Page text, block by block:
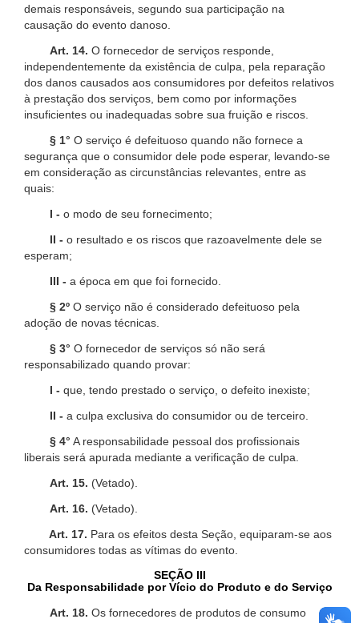
demais responsáveis, segundo sua participação na
causação do evento danoso.
Art. 14. O fornecedor de serviços responde,
independentemente da existência de culpa, pela reparação
dos danos causados aos consumidores por defeitos relativos
à prestação dos serviços, bem como por informações
insuficientes ou inadequadas sobre sua fruição e riscos.
§ 1° O serviço é defeituoso quando não fornece a
segurança que o consumidor dele pode esperar, levando-se
em consideração as circunstâncias relevantes, entre as
quais:
I - o modo de seu fornecimento;
II - o resultado e os riscos que razoavelmente dele se
esperam;
III - a época em que foi fornecido.
§ 2º O serviço não é considerado defeituoso pela
adoção de novas técnicas.
§ 3° O fornecedor de serviços só não será
responsabilizado quando provar:
I - que, tendo prestado o serviço, o defeito inexiste;
II - a culpa exclusiva do consumidor ou de terceiro.
§ 4° A responsabilidade pessoal dos profissionais
liberais será apurada mediante a verificação de culpa.
Art. 15. (Vetado).
Art. 16. (Vetado).
Art. 17. Para os efeitos desta Seção, equiparam-se aos
consumidores todas as vítimas do evento.
SEÇÃO III
Da Responsabilidade por Vício do Produto e do Serviço
Art. 18. Os fornecedores de produtos de consumo